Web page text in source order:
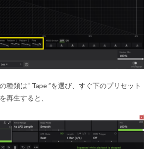
種類は“ Tape ”を選び、すぐ下のプリセット
再生すると、